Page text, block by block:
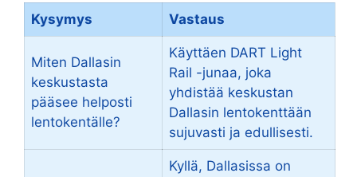
Kysymys Vastaus
Miten Dallasin
keskustasta
pääsee helposti
lentokentälle?
Käyttäen DART Light
Rail -junaa, joka
yhdistää keskustan
Dallasin lentokenttään
sujuvasti ja edullisesti.
Kyllä, Dallasissa on